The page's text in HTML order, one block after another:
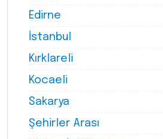
Edirne
İstanbul
Kırklareli
Kocaeli
Sakarya
Şehirler Arası